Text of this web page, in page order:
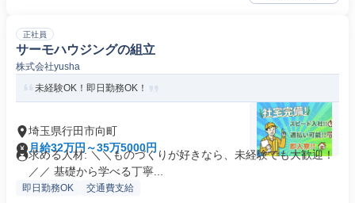
正社員
サーモハウジングの組立
株式会社yusha
未経験OK！即日勤務OK！
埼玉県行田市向町
月給32万円～35万5000円
求める人材: ＼＼ものづくりが好きなら、未経験でも大歓迎！
／／ 基礎から学べる丁寧...
即日勤務OK 交通費支給